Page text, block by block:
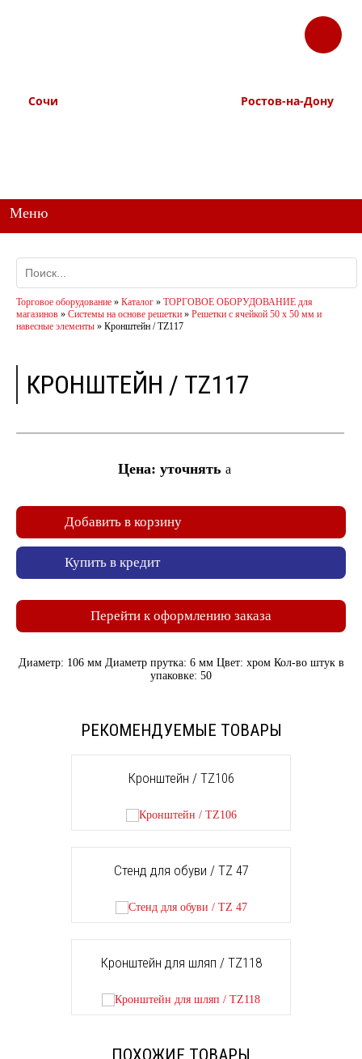
Сочи
ЗАКАЗАТЬ
ЗВОНОК
Ростов-на-Дону
Меню
Торговое оборудование » Каталог » ТОРГОВОЕ ОБОРУДОВАНИЕ для
магазинов » Системы на основе решетки » Решетки с ячейкой 50 х 50 мм и
навесные элементы » Кронштейн / TZ117
КРОНШТЕЙН / TZ117
Цена: уточнять a
Добавить в корзину
Купить в кредит
Перейти к оформлению заказа
Диаметр: 106 мм Диаметр прутка: 6 мм Цвет: хром Кол-во штук в
упаковке: 50
РЕКОМЕНДУЕМЫЕ ТОВАРЫ
Кронштейн / TZ106
Стенд для обуви / TZ 47
Кронштейн для шляп / TZ118